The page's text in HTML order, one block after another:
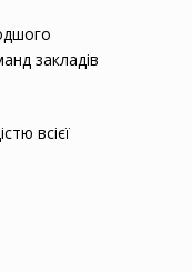
закладів
всієї